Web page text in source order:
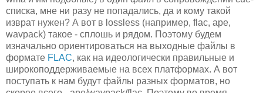
списка, мне ни разу не попадались, да и кому такой
изврат нужен? А вот в lossless (например, flac, ape,
wavpack) такое - сплошь и рядом. Поэтому будем
изначально ориентироваться на выходные файлы в
формате FLAC, как на идеологически правильные и
широкоподдерживаемые на всех платформах. А вот
поступать к нам будут файлы разных форматов, но